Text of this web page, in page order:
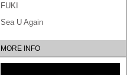
FUKI
Sea U Again
MORE INFO